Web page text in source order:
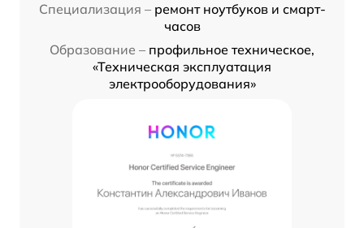
Специализация – ремонт ноутбуков и смарт-
часов
Образование – профильное техническое,
«Техническая эксплуатация
электрооборудования»